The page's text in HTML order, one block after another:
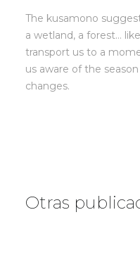
The kusamono
a wetland, a forest…
transport us to a
us aware of the
changes.
Otras